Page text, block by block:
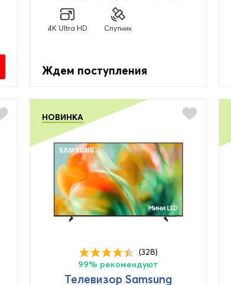
4K Ultra HD Спутник
Ждем поступления
НОВИНКА
(328)
99% рекомендуют
Телевизор Samsung